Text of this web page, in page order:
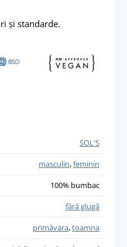
și standarde.
SOL'S
masculin,feminin
100% bumbac
fără glugă
primăvara,toamna